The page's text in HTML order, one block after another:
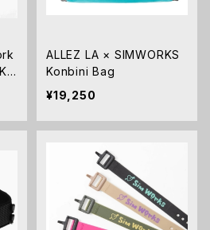
ALLEZ LA × SIMWORKS
Konbini Bag
¥19,250